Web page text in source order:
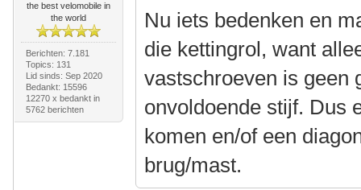
the best velomobile in
the world
Berichten: 7.181
Topics: 131
Lid sinds: Sep 2020
Bedankt: 15596
12270 x bedankt in
5762 berichten
Nu iets bedenken en
die kettingrol, want
vastschroeven is geen
onvoldoende stijf. Dus
komen en/of een
brug/mast.